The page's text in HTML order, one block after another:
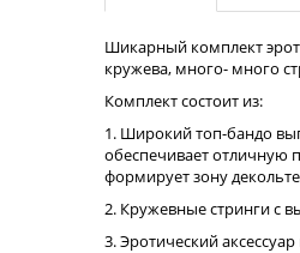
Шикарный комплект
кружева, много- много
Комплект состоит из:
1. Широкий топ-бандо
обеспечивает отличную
формирует зону
2. Кружевные стринги с
3. Эротический